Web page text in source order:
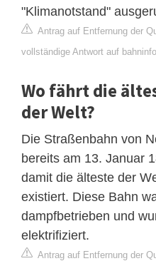
"Klimanotstand"
Antrag auf Entfernung der
vollständige Antwort auf
Wo fährt die
der Welt?
Die Straßenbahn von
bereits am 13. Januar
damit die älteste der
existiert. Diese Bahn
dampfbetrieben und
elektrifiziert.
Antrag auf Entfernung der